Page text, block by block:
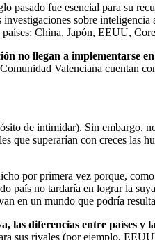
pasado fue esencial para su
sobre
China, Japón, EEUU,
no llegan a implementarse
Valenciana cuentan
de intimidar). Sin embargo,
que superarían con creces las
por primera vez porque, como
país no tardaría en lograr la
en un mundo que podría
diferencias entre países y
sus rivales (por ejemplo,